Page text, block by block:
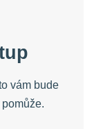
vám bude